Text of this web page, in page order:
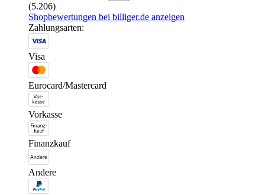
(5.206)
Shopbewertungen bei billiger.de anzeigen
Zahlungsarten:
Visa
Eurocard/Mastercard
Vorkasse
Finanzkauf
Andere